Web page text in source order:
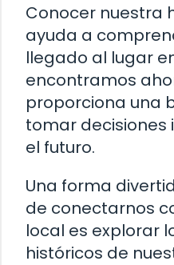
Conocer nuestra
ayuda a
llegado al lugar
encontramos
proporciona una
tomar
el futuro.
Una forma
de conectarnos
local es explorar
históricos de